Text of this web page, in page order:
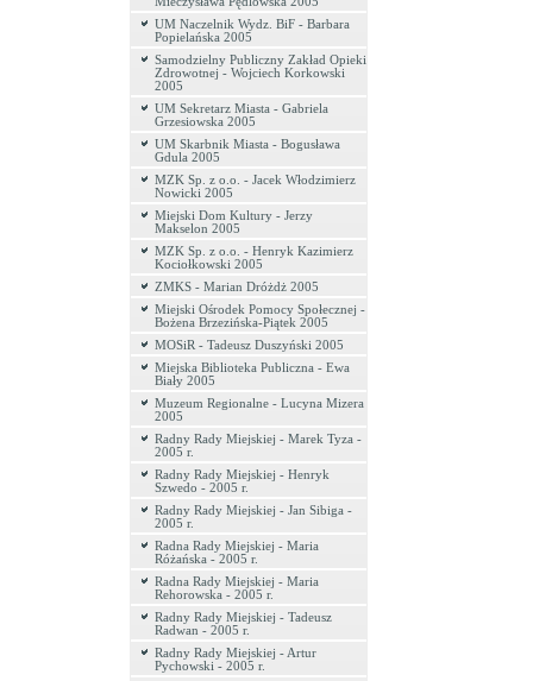
UM Naczelnik Wydz. BiF - Barbara
Popielańska 2005
Samodzielny Publiczny Zakład Opieki
Zdrowotnej - Wojciech Korkowski
2005
UM Sekretarz Miasta - Gabriela
Grzesiowska 2005
UM Skarbnik Miasta - Bogusława
Gdula 2005
MZK Sp. z o.o. - Jacek Włodzimierz
Nowicki 2005
Miejski Dom Kultury - Jerzy
Makselon 2005
MZK Sp. z o.o. - Henryk Kazimierz
Kociołkowski 2005
ZMKS - Marian Dróżdż 2005
Miejski Ośrodek Pomocy Społecznej -
Bożena Brzezińska-Piątek 2005
MOSiR - Tadeusz Duszyński 2005
Miejska Biblioteka Publiczna - Ewa
Biały 2005
Muzeum Regionalne - Lucyna Mizera
2005
Radny Rady Miejskiej - Marek Tyza -
2005 r.
Radny Rady Miejskiej - Henryk
Szwedo - 2005 r.
Radny Rady Miejskiej - Jan Sibiga -
2005 r.
Radna Rady Miejskiej - Maria
Różańska - 2005 r.
Radna Rady Miejskiej - Maria
Rehorowska - 2005 r.
Radny Rady Miejskiej - Tadeusz
Radwan - 2005 r.
Radny Rady Miejskiej - Artur
Pychowski - 2005 r.